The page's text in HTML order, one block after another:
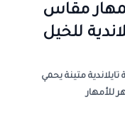
مقاس
للخيل
متينة يحمي